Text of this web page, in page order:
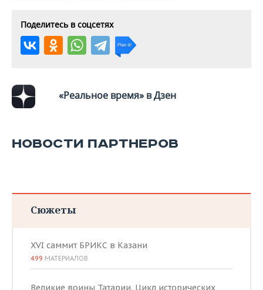
Поделитесь в соцсетях
«Реальное время» в Дзен
НОВОСТИ ПАРТНЕРОВ
Сюжеты
XVI саммит БРИКС в Казани
499 МАТЕРИАЛОВ
Великие воины Татарии. Цикл исторических